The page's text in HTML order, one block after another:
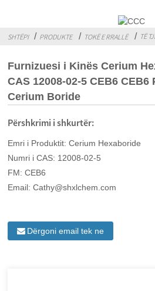
SHTËPI PRODUKTE TOKË E RRALLË TË
Furnizuesi i Kinës Cerium
CAS 12008-02-5 CEB6 CEB6
Cerium Boride
Përshkrimi i shkurtër:
Emri i Produktit: Cerium Hexaboride
Numri i CAS: 12008-02-5
FM: CEB6
Email: Cathy@shxlchem.com
Dërgoni email tek ne